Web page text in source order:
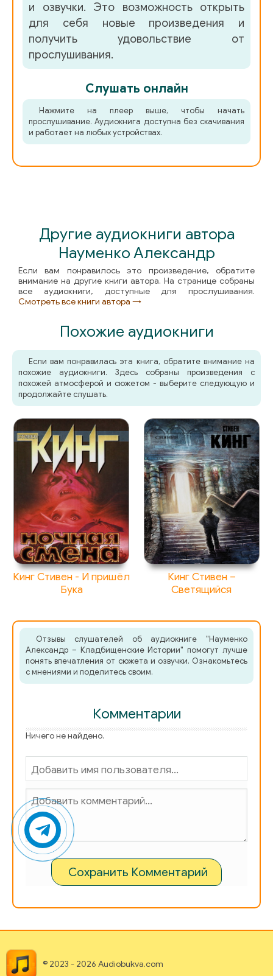
и озвучки. Это возможность открыть
для себя новые произведения и
получить удовольствие от
прослушивания.
Слушать онлайн
Нажмите на плеер выше, чтобы начать
прослушивание. Аудиокнига доступна без скачивания
и работает на любых устройствах.
Другие аудиокниги автора
Науменко Александр
Если вам понравилось это произведение, обратите
внимание на другие книги автора. На странице собраны
все аудиокниги, доступные для прослушивания.
Смотреть все книги автора →
Похожие аудиокниги
Если вам понравилась эта книга, обратите внимание на
похожие аудиокниги. Здесь собраны произведения с
похожей атмосферой и сюжетом - выберите следующую и
продолжайте слушать.
Кинг Стивен - И пришёл
Бука
Кинг Стивен –
Светящийся
Отзывы слушателей об аудиокниге "Науменко
Александр – Кладбищенские Истории" помогут лучше
понять впечатления от сюжета и озвучки. Ознакомьтесь
с мнениями и поделитесь своим.
Комментарии
Ничего не найдено.
Сохранить Комментарий
© 2023 - 2026 Audiobukva.com